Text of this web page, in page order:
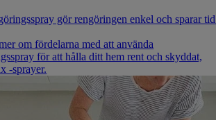
gör rengöringen enkel och sparar
om fördelarna med att använda
för att hålla ditt hem rent och skyddat,
-sprayer.